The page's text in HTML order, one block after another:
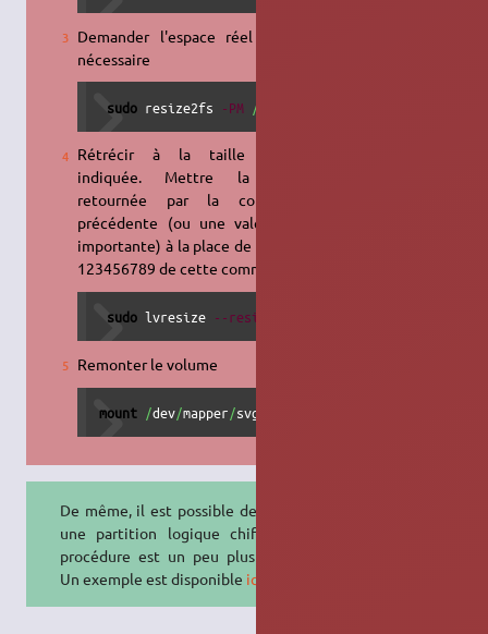
Demander l'espace réel minima
nécessaire
sudo resize2fs -PM /
Rétrécir à la taille minima
indiquée. Mettre la valeur
retournée par la commande
précédente (ou une valeur plus
importante) à la place de la valeur
123456789 de cette commande
sudo lvresize --resizefs
Remonter le volume
mount /dev/mapper/svg-ca
De même, il est possible de rétrécir
une partition logique chiffrée. La
procédure est un peu plus longue.
Un exemple est disponible ici.